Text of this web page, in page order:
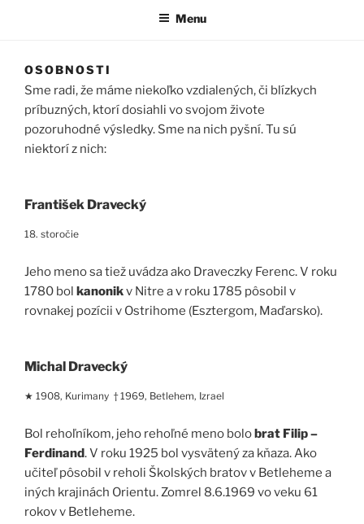
Menu
OSOBNOSTI
Sme radi, že máme niekoľko vzdialených, či blízkych
príbuzných, ktorí dosiahli vo svojom živote
pozoruhodné výsledky. Sme na nich pyšní. Tu sú
niektorí z nich:
František Dravecký
18. storočie
Jeho meno sa tiež uvádza ako Draveczky Ferenc. V roku
1780 bol kanonikv Nitre a v roku 1785 pôsobil v
rovnakej pozícii v Ostrihome (Esztergom, Maďarsko).
Michal Dravecký
★ 1908, Kurimany † 1969, Betlehem, Izrael
Bol rehoľníkom, jeho rehoľné meno bolobrat Filip –
Ferdinand. V roku 1925 bol vysvätený za kňaza. Ako
učiteľ pôsobil v reholi Školských bratov v Betleheme a
iných krajinách Orientu. Zomrel 8.6.1969 vo veku 61
rokov v Betleheme.